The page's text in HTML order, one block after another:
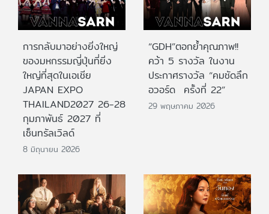
การกลับมาอย่างยิ่งใหญ่
ของมหกรรมญี่ปุ่นที่ยิ่ง
ใหญ่ที่สุดในเอเชีย
JAPAN EXPO
THAILAND2027 26-28
กุมภาพันธ์ 2027 ที่
เซ็นทรัลเวิลด์
8 มิถุนายน 2026
“GDH”ตอกย้ำคุณภาพ!!
คว้า 5 รางวัล ในงาน
ประกาศรางวัล “คมชัดลึก
อวอร์ด ครั้งที่ 22”
29 พฤษภาคม 2026